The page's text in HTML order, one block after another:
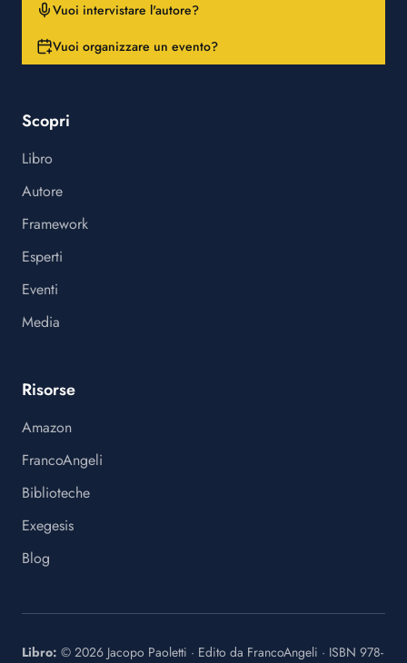
Vuoi intervistare l'autore?
Vuoi organizzare un evento?
Scopri
Libro
Autore
Framework
Esperti
Eventi
Media
Risorse
Amazon
FrancoAngeli
Biblioteche
Exegesis
Blog
Libro: © 2026 Jacopo Paoletti · Edito da FrancoAngeli · ISBN 978-